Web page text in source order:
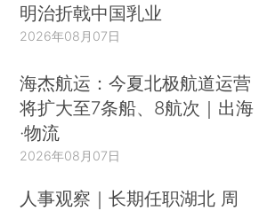
明治折戟中国乳业
2026年08月07日
海杰航运：今夏北极航道运营
将扩大至7条船、8航次｜出海
·物流
2026年08月07日
人事观察｜长期任职湖北 周